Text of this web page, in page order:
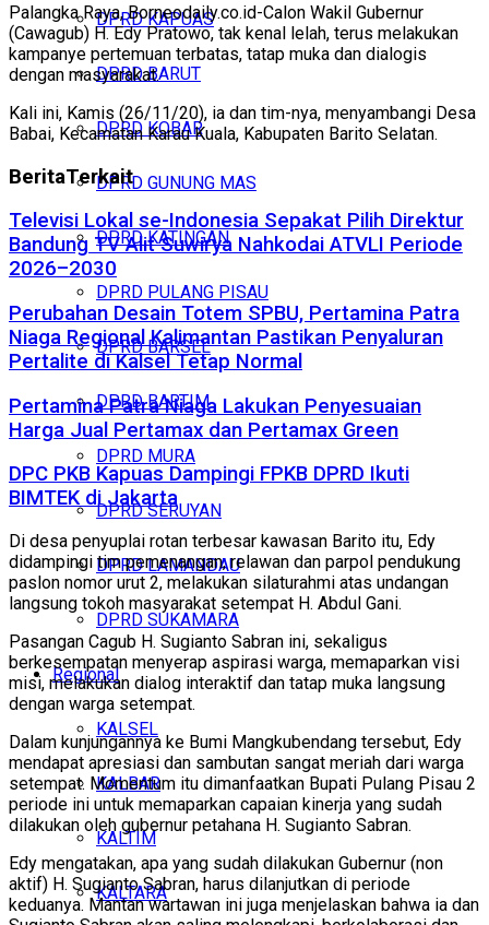
DPRD KAPUAS
DPRD BARUT
DPRD KOBAR
DPRD GUNUNG MAS
DPRD KATINGAN
DPRD PULANG PISAU
DPRD BARSEL
DPRD BARTIM
DPRD MURA
DPRD SERUYAN
DPRD LAMANDAU
DPRD SUKAMARA
Regional
KALSEL
KALBAR
KALTIM
KALTARA
Palangka Raya, Borneodaily.co.id-Calon Wakil Gubernur
(Cawagub) H. Edy Pratowo, tak kenal lelah, terus melakukan
kampanye pertemuan terbatas, tatap muka dan dialogis
dengan masyarakat.
Kali ini, Kamis (26/11/20), ia dan tim-nya, menyambangi Desa
Babai, Kecamatan Karau Kuala, Kabupaten Barito Selatan.
BeritaTerkait
Televisi Lokal se-Indonesia Sepakat Pilih Direktur
Bandung TV Alit Suwirya Nahkodai ATVLI Periode
2026–2030
Perubahan Desain Totem SPBU, Pertamina Patra
Niaga Regional Kalimantan Pastikan Penyaluran
Pertalite di Kalsel Tetap Normal
Pertamina Patra Niaga Lakukan Penyesuaian
Harga Jual Pertamax dan Pertamax Green
DPC PKB Kapuas Dampingi FPKB DPRD Ikuti
BIMTEK di Jakarta
Di desa penyuplai rotan terbesar kawasan Barito itu, Edy
didampingi tim pemenangan, relawan dan parpol pendukung
paslon nomor urut 2, melakukan silaturahmi atas undangan
langsung tokoh masyarakat setempat H. Abdul Gani.
Pasangan Cagub H. Sugianto Sabran ini, sekaligus
berkesempatan menyerap aspirasi warga, memaparkan visi
misi, melakukan dialog interaktif dan tatap muka langsung
dengan warga setempat.
Dalam kunjungannya ke Bumi Mangkubendang tersebut, Edy
mendapat apresiasi dan sambutan sangat meriah dari warga
setempat. Momentum itu dimanfaatkan Bupati Pulang Pisau 2
periode ini untuk memaparkan capaian kinerja yang sudah
dilakukan oleh gubernur petahana H. Sugianto Sabran.
Edy mengatakan, apa yang sudah dilakukan Gubernur (non
aktif) H. Sugianto Sabran, harus dilanjutkan di periode
keduanya. Mantan wartawan ini juga menjelaskan bahwa ia dan